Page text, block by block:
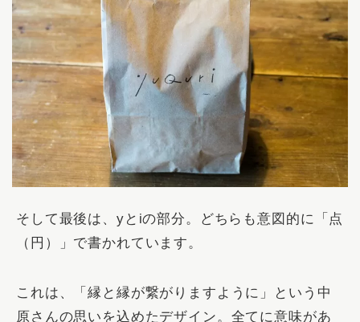
そして最後は、yとiの部分。どちらも意図的に「点
（円）」で書かれています。
これは、「縁と縁が繋がりますように 」という中
原さんの思いを込めたデザイン。全てに意味があ